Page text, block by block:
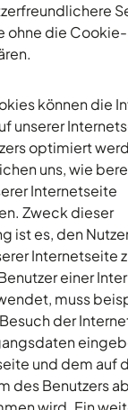
ohne die
können die
unserer
optimiert
uns, wie
Internetseite
Zweck dieser
ist es, den
Internetseite
einer
muss
der
und dem auf
des Benutzers